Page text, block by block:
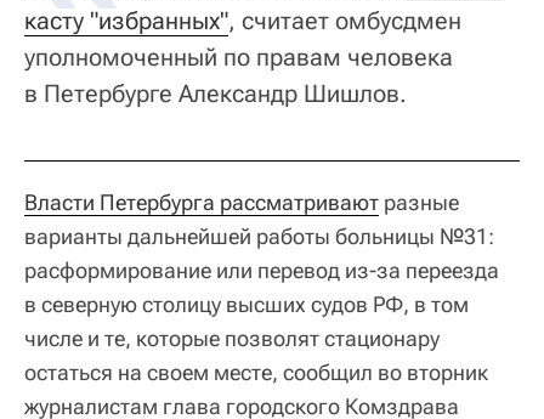
касту "избранных", считает омбусдмен
уполномоченный по правам человека
в Петербурге Александр Шишлов.
Власти Петербурга рассматривают разные
варианты дальнейшей работы больницы №31:
расформирование или перевод из-за переезда
в северную столицу высших судов РФ, в том
числе и те, которые позволят стационару
остаться на своем месте, сообщил во вторник
журналистам глава городского Комздрава